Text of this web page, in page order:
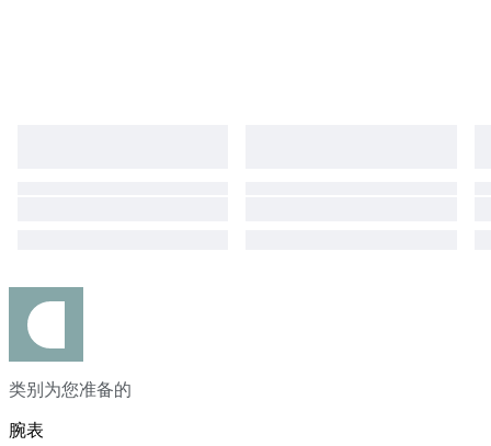
类别为您准备的
腕表